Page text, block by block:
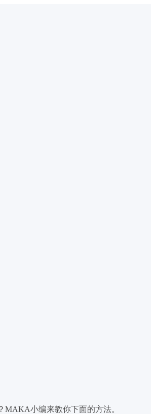
小编来教你下面的方法。